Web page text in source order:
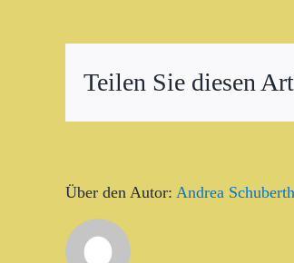
Teilen Sie diesen
Über den Autor: Andrea Schuberth